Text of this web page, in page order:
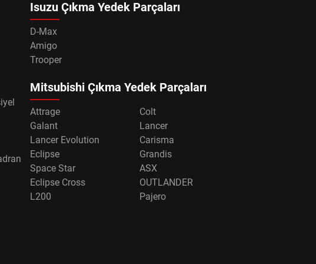
Isuzu Çıkma Yedek Parçaları
D-Max
Amigo
Trooper
Mitsubishi Çıkma Yedek Parçaları
Attrage
Colt
Galant
Lancer
Lancer Evolution
Carisma
Eclipse
Grandis
Space Star
ASX
Eclipse Cross
OUTLANDER
L200
Pajero